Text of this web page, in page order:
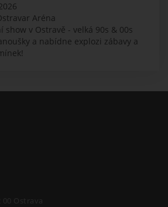
Aréna
show v Ostravě - velká 90s & 00s
a nabídne explozi zábavy a
00 Ostrava